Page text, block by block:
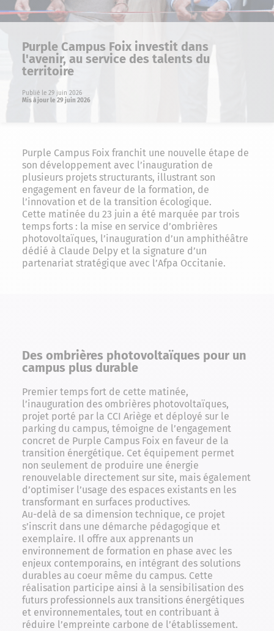
Purple Campus Foix investit dans
l'avenir, au service des talents du
territoire
Publié le 29 juin 2026
Mis à jour le 29 juin 2026
Purple Campus Foix franchit une nouvelle étape de
son développement avec l’inauguration de
plusieurs projets structurants, illustrant son
engagement en faveur de la formation, de
l’innovation et de la transition écologique.
Cette matinée du 23 juin a été marquée par trois
temps forts : la mise en service d’ombrières
photovoltaïques, l’inauguration d’un amphithéâtre
dédié à Claude Delpy et la signature d’un
partenariat stratégique avec l’Afpa Occitanie.
Des ombrières photovoltaïques pour un
campus plus durable
Premier temps fort de cette matinée,
l’inauguration des ombrières photovoltaïques,
projet porté par la CCI Ariège et déployé sur le
parking du campus, témoigne de l’engagement
concret de Purple Campus Foix en faveur de la
transition énergétique. Cet équipement permet
non seulement de produire une énergie
renouvelable directement sur site, mais également
d’optimiser l’usage des espaces existants en les
transformant en surfaces productives.
Au-delà de sa dimension technique, ce projet
s’inscrit dans une démarche pédagogique et
exemplaire. Il offre aux apprenants un
environnement de formation en phase avec les
enjeux contemporains, en intégrant des solutions
durables au coeur même du campus. Cette
réalisation participe ainsi à la sensibilisation des
futurs professionnels aux transitions énergétiques
et environnementales, tout en contribuant à
réduire l’empreinte carbone de l’établissement.